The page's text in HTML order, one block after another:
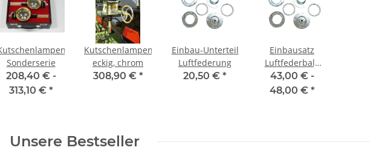
Sonderserie
208,40 € -
313,10 € *
Kutschenlampen,
eckig, chrom
308,90 € *
Einbau-Unterteil
Luftfederung
20,50 € *
Einbausatz
Luftfederbalg
D130
43,00 € -
48,00 € *
Unsere Bestseller